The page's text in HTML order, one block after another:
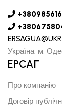
Україна, м.
EPCAГ
Про компанію
Договір